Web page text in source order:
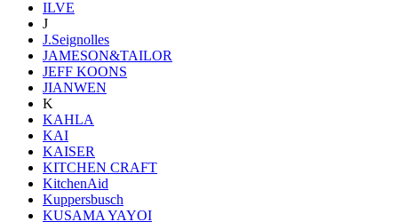
ILVE
J
J.Seignolles
JAMESON&TAILOR
JEFF KOONS
JIANWEN
K
KAHLA
KAI
KAISER
KITCHEN CRAFT
KitchenAid
Kuppersbusch
KUSAMA YAYOI